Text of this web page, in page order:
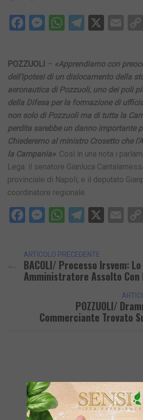
Facebook
Messenger
WhatsApp
Telegram
X
POZZUOLI – «Apprendiamo con
dell’ipotesi di un dislocamento della
aeronautica di Pozzuoli, uno dei poli
della Difesa per la formazione di
non solo di Pozzuoli ma di tutta la
perdita sarebbe un danno importante
Chiederemo al ministro Crosetto che
la Campania». Così in una nota i
Lega: il senatore Gianluca
provinciale di Napoli, e il deputato
coordinatore regionale.
Facebook
Messenger
WhatsApp
Telegram
X
ARTICOLO PRECEDENTE
BACOLI/ Processo Irsvem:
Amministratore Assolto Con
POZZUOLI/
Commerciante Trovato